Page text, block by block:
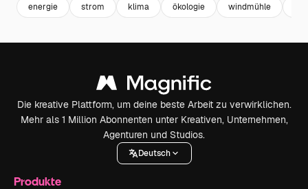
energie strom klima ökologie windmühle
Die kreative Plattform, um deine beste Arbeit zu verwirklichen.
Mehr als 1 Million Abonnenten unter Kreativen, Unternehmen,
Agenturen und Studios.
Deutsch
Produkte